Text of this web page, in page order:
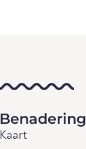
Benadering
Kaart